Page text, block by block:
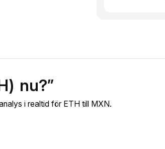
nu?”
i realtid för ETH till MXN.